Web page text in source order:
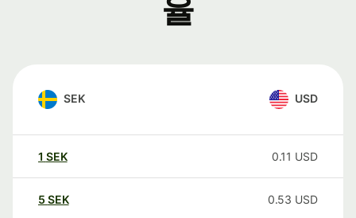
율
SEK USD
1 SEK 0.11 USD
5 SEK 0.53 USD